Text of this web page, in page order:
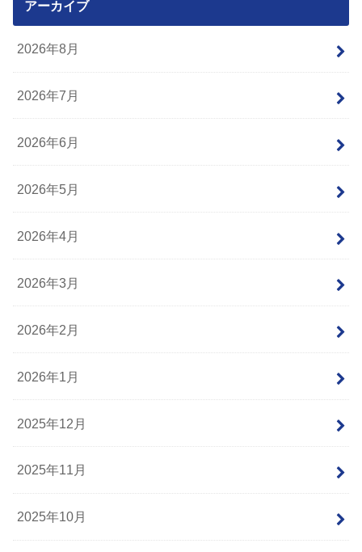
アーカイブ
2026年8月
2026年7月
2026年6月
2026年5月
2026年4月
2026年3月
2026年2月
2026年1月
2025年12月
2025年11月
2025年10月